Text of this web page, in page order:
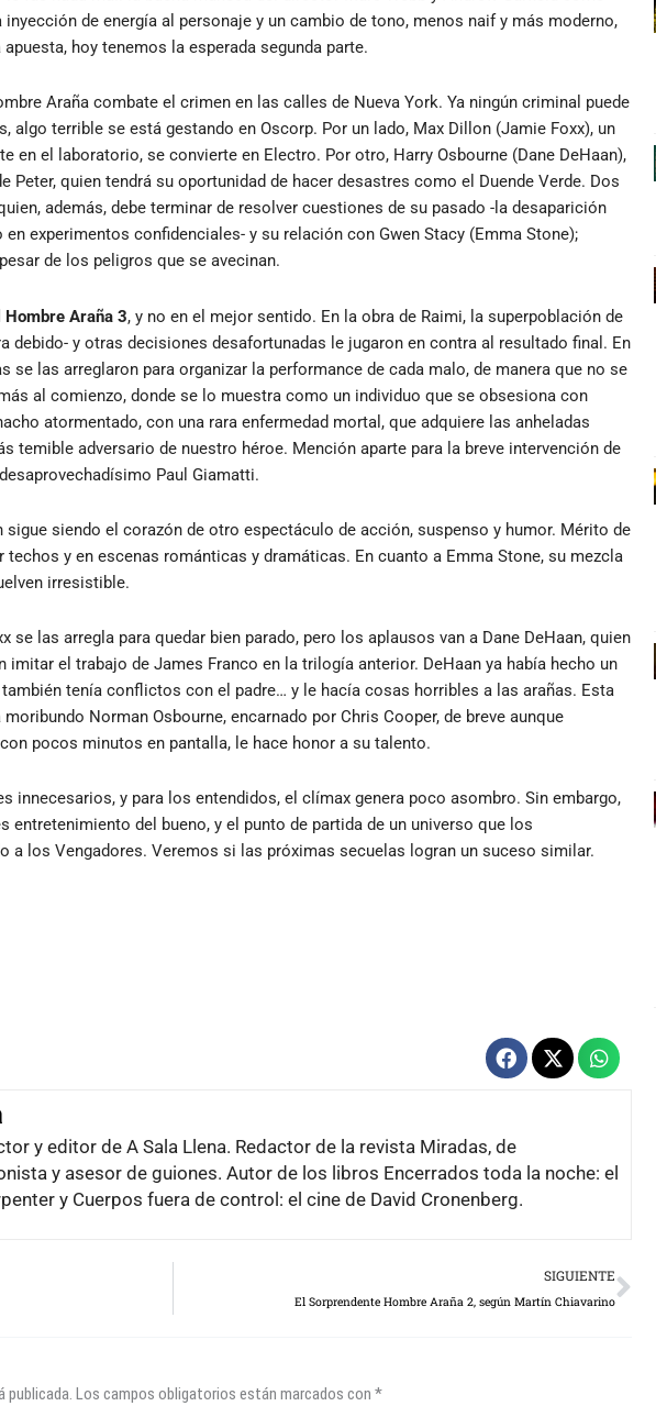
de energía al personaje y un cambio de tono, menos naif y más moderno,
hoy tenemos la esperada segunda parte.
Araña combate el crimen en las calles de Nueva York. Ya ningún criminal puede
algo terrible se está gestando en Oscorp. Por un lado, Max Dillon (Jamie Foxx), un
en el laboratorio, se convierte en Electro. Por otro, Harry Osbourne (Dane DeHaan),
Peter, quien tendrá su oportunidad de hacer desastres como el Duende Verde. Dos
además, debe terminar de resolver cuestiones de su pasado -la desaparición
experimentos confidenciales- y su relación con Gwen Stacy (Emma Stone);
de los peligros que se avecinan.
Hombre Araña 3, y no en el mejor sentido. En la obra de Raimi, la superpoblación de
debido- y otras decisiones desafortunadas le jugaron en contra al resultado final. En
se las arreglaron para organizar la performance de cada malo, de manera que no se
al comienzo, donde se lo muestra como un individuo que se obsesiona con
atormentado, con una rara enfermedad mortal, que adquiere las anheladas
temible adversario de nuestro héroe. Mención aparte para la breve intervención de
Paul Giamatti.
sigue siendo el corazón de otro espectáculo de acción, suspenso y humor. Mérito de
techos y en escenas románticas y dramáticas. En cuanto a Emma Stone, su mezcla
irresistible.
se las arregla para quedar bien parado, pero los aplausos van a Dane DeHaan, quien
imitar el trabajo de James Franco en la trilogía anterior. DeHaan ya había hecho un
también tenía conflictos con el padre… y le hacía cosas horribles a las arañas. Esta
Norman Osbourne, encarnado por Chris Cooper, de breve aunque
pocos minutos en pantalla, le hace honor a su talento.
innecesarios, y para los entendidos, el clímax genera poco asombro. Sin embargo,
entretenimiento del bueno, y el punto de partida de un universo que los
a los Vengadores. Veremos si las próximas secuelas logran un suceso similar.
y editor de A Sala Llena. Redactor de la revista Miradas, de
y asesor de guiones. Autor de los libros Encerrados toda la noche: el
y Cuerpos fuera de control: el cine de David Cronenberg.
SIGUIENTE
El Sorprendente Hombre Araña 2, según Martín Chiavarino
Next
publicada. Los campos obligatorios están marcados con *